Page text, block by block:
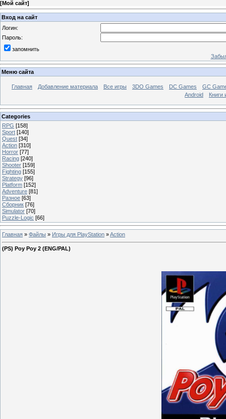
[Мой сайт]
Вход на сайт
Логин:
Пароль:
запомнить
Меню сайта
Главная Добавление материала Все игры 3DO Games DC Games
GC
Android
Книги
Categories
RPG [158]
Sport [140]
Quest [34]
Action [310]
Horror [77]
Racing [240]
Shooter [159]
Fighting [155]
Strategy [96]
Platform [152]
Adventure [81]
Разное [63]
Сборник [76]
Simulator [70]
Puzzle-Logic [66]
Главная » Файлы » Игры для PlayStation »Action
(PS) Poy Poy 2 (ENG/PAL)